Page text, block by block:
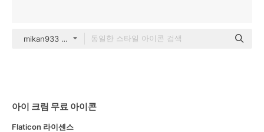
mikan933 Detailed Outline
아이 크림 무료 아이콘
Flaticon 라이센스